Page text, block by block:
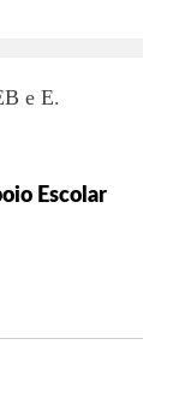
e E.
Escolar